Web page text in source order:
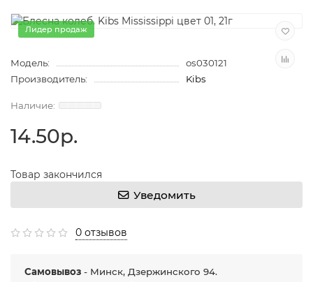
Лидер продаж
Модель:
os030121
Производитель:
Kibs
14.50р.
Товар закончился
Уведомить
0 отзывов
Самовывоз - Минск, Дзержинского 94.